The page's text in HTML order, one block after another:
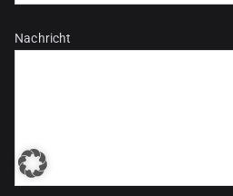
Nachricht